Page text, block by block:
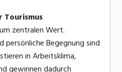
Tourismus
zentralen Wert.
persönliche Begegnung sind
in Arbeitsklima,
gewinnen dadurch